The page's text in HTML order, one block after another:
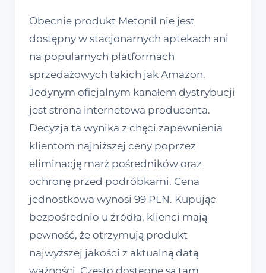
Obecnie produkt Metonil nie jest
dostępny w stacjonarnych aptekach ani
na popularnych platformach
sprzedażowych takich jak Amazon.
Jedynym oficjalnym kanałem dystrybucji
jest strona internetowa producenta.
Decyzja ta wynika z chęci zapewnienia
klientom najniższej ceny poprzez
eliminację marż pośredników oraz
ochronę przed podróbkami. Cena
jednostkowa wynosi 99 PLN. Kupując
bezpośrednio u źródła, klienci mają
pewność, że otrzymują produkt
najwyższej jakości z aktualną datą